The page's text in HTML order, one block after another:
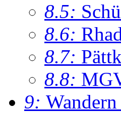
8.5:
8.6:
8.7:
8.8:
9: